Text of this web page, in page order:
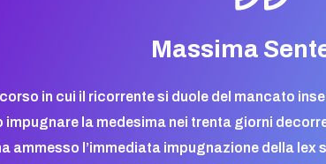
Massima
in cui il ricorrente si duole del mancato
impugnare la medesima nei trenta giorni
ammesso l’immediata impugnazione della lex